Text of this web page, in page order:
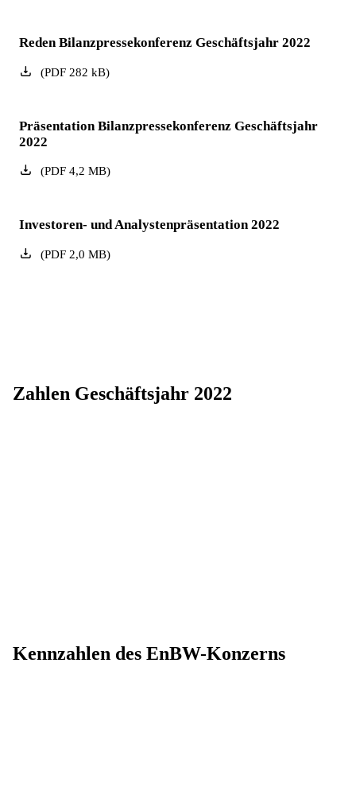
Reden Bilanzpressekonferenz Geschäftsjahr 2022
(PDF282 kB)
Präsentation Bilanzpressekonferenz Geschäftsjahr
2022
(PDF4,2 MB)
Investoren- und Analystenpräsentation 2022
(PDF2,0 MB)
Zahlen Geschäftsjahr 2022
Kennzahlen des EnBW-Konzerns